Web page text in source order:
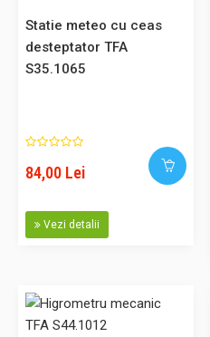
Termohigrometru digital Alb
Cod: S30.5026.02 Acest
conditiile climaterice sunt
„smiley”. Culoare rama: alba.
Statie meteo cu ceas
desteptator TFA
S35.1065
84,00 Lei
Vezi detalii